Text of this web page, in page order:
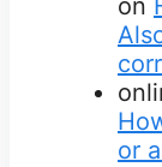
on
or